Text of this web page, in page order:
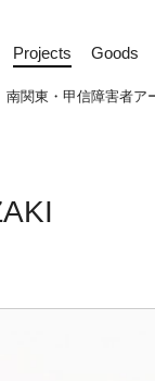
Projects Goods
南関東・甲信障害者ア